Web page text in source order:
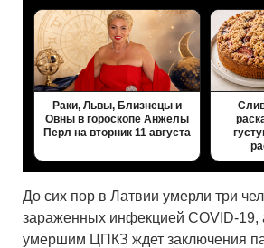
Раки, Львы, Близнецы и
Овны в гороскопе Анжелы
Перл на вторник 11 августа
До сих пор в Латвии умерли три
зараженных инфекцией COVID-
умершим ЦПКЗ ждет заключения